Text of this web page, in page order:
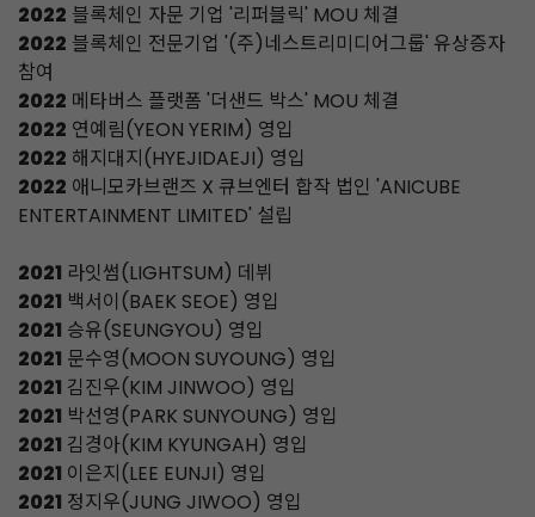
2022 블록체인 자문 기업 '리퍼블릭' MOU 체결
2022 블록체인 전문기업 '(주)네스트리미디어그룹' 유상증자
참여
2022 메타버스 플랫폼 '더샌드 박스' MOU 체결
2022 연예림(YEON YERIM) 영입
2022 해지대지(HYEJIDAEJI) 영입
2022 애니모카브랜즈 X 큐브엔터 합작 법인 'ANICUBE
ENTERTAINMENT LIMITED' 설립
2021 라잇썸(LIGHTSUM) 데뷔
2021 백서이(BAEK SEOE) 영입
2021 승유(SEUNGYOU) 영입
2021 문수영(MOON SUYOUNG) 영입
2021 김진우(KIM JINWOO) 영입
2021 박선영(PARK SUNYOUNG) 영입
2021 김경아(KIM KYUNGAH) 영입
2021 이은지(LEE EUNJI) 영입
2021 정지우(JUNG JIWOO) 영입